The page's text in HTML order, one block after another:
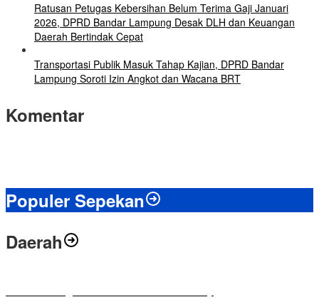
Ratusan Petugas Kebersihan Belum Terima Gaji Januari
2026, DPRD Bandar Lampung Desak DLH dan Keuangan
Daerah Bertindak Cepat
Transportasi Publik Masuk Tahap Kajian, DPRD Bandar
Lampung Soroti Izin Angkot dan Wacana BRT
Komentar
Populer Sepekan
Daerah